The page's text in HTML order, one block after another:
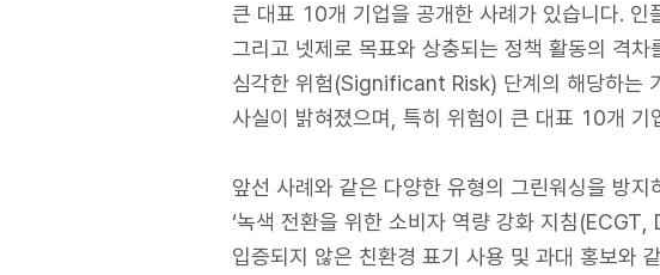
큰 대표 10개 기업을 공개한 사례가 있습니다.
그리고 넷제로 목표와 상충되는 정책 활동의 격차
심각한 위험(Significant Risk) 단계의 해당하는
사실이 밝혀졌으며, 특히 위험이 큰 대표 10개 기
앞선 사례와 같은 다양한 유형의 그린워싱을 방
‘녹색 전환을 위한 소비자 역량 강화 지침
입증되지 않은 친환경 표기 사용 및 과대 홍보와